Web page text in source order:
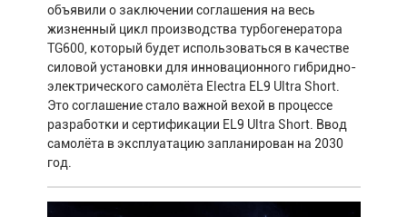
объявили о заключении соглашения на весь
жизненный цикл производства турбогенератора
TG600, который будет использоваться в качестве
силовой установки для инновационного гибридно-
электрического самолёта Electra EL9 Ultra Short.
Это соглашение стало важной вехой в процессе
разработки и сертификации EL9 Ultra Short. Ввод
самолёта в эксплуатацию запланирован на 2030
год.